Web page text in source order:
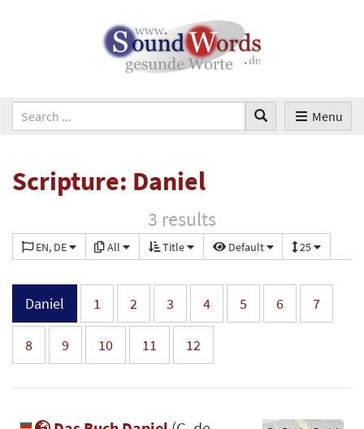
Menu
Scripture: Daniel
3 results
EN, DE All Title Default 25
Daniel 1 2 3 4 5 6 7
8 9 10 11 12